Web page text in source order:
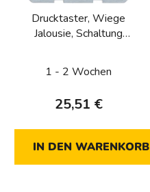
Drucktaster, Wiege
Jalousie, Schaltung
2x Jalousie,
1 - 2 Wochen
25,51 €
IN DEN WARENKORB